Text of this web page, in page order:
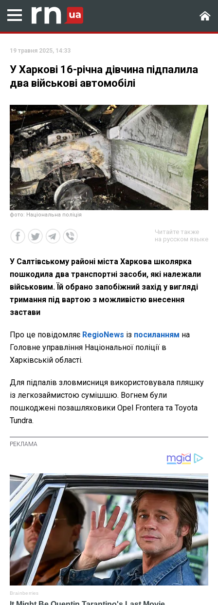
19 травня 2025, 14:33
У Харкові 16-річна дівчина підпалила
два військові автомобілі
фото: Національна поліція
Читайте также
на русском языке
У Салтівському районі міста Харкова школярка
пошкодила два транспортні засоби, які належали
військовим. Їй обрано запобіжний захід у вигляді
тримання під вартою з можливістю внесення
застави
Про це повідомляє RegioNews із посиланням на
Головне управління Національної поліції в
Харківській області.
Для підпалів зловмисниця використовувала пляшку
із легкозаймистою сумішшю. Вогнем були
пошкоджені позашляховики Opel Frontera та Toyota
Tundra.